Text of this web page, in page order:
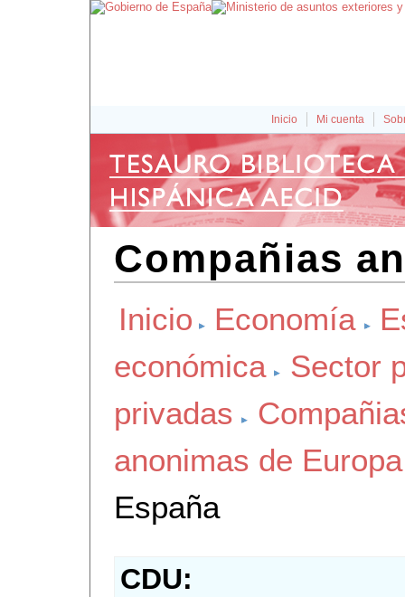
Inicio Mi cuenta
Compañias
Inicio Economía
económica
Sector
privadas
anonimas de Europa
España
CDU